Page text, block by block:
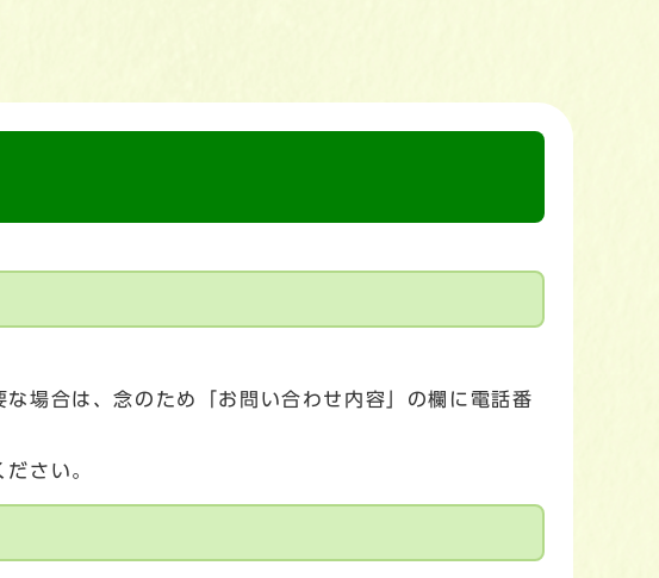
場合は、念のため「お問い合わせ内容」の欄に電話番
さい。